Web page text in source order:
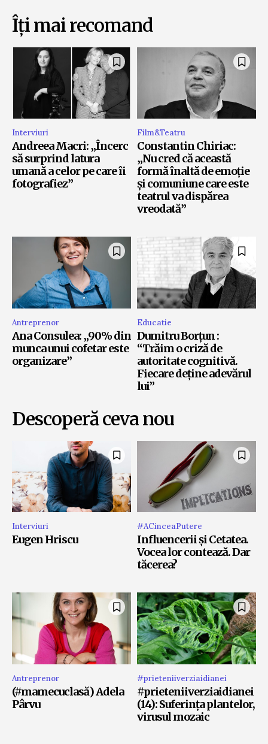
Îți mai recomand
Interviuri
Andreea Macri: „Încerc
să surprind latura
umană a celor pe care îi
fotografiez”
Film&Teatru
Constantin Chiriac:
„Nu cred că această
formă înaltă de emoție
și comuniune care este
teatrul va dispărea
vreodată”
Antreprenor
Ana Consulea: „90% din
munca unui cofetar este
organizare”
Educatie
Dumitru Borțun :
“Trăim o criză de
autoritate cognitivă.
Fiecare deține adevărul
lui”
Descoperă ceva nou
Interviuri
Eugen Hriscu
#ACinceaPutere
Influencerii și Cetatea.
Vocea lor contează. Dar
tăcerea?
Antreprenor
(#mamecuclasă) Adela
Pârvu
#prieteniiverziaidianei
#prieteniiverziaidianei
(14): Suferința plantelor,
virusul mozaic